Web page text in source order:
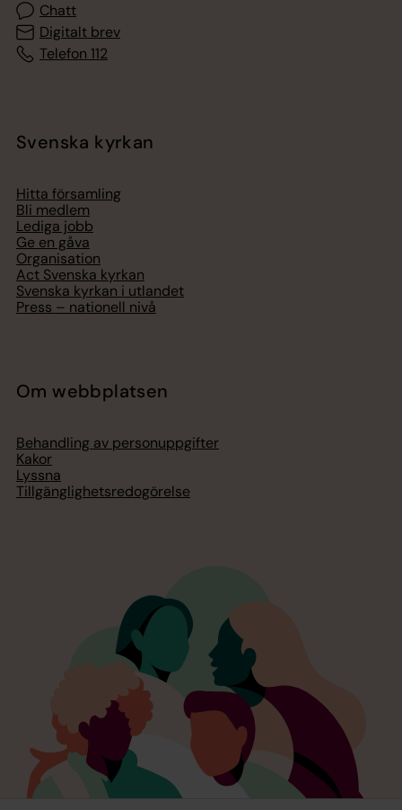
Chatt
Digitalt brev
Telefon 112
Svenska kyrkan
Hitta församling
Bli medlem
Lediga jobb
Ge en gåva
Organisation
Act Svenska kyrkan
Svenska kyrkan i utlandet
Press – nationell nivå
Om webbplatsen
Behandling av personuppgifter
Kakor
Lyssna
Tillgänglighetsredogörelse